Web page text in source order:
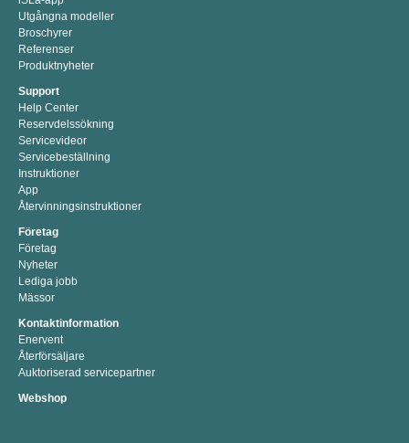
Utgångna modeller
Broschyrer
Referenser
Produktnyheter
Support
Help Center
Reservdelssökning
Servicevideor
Servicebeställning
Instruktioner
App
Återvinningsinstruktioner
Företag
Företag
Nyheter
Lediga jobb
Mässor
Kontaktinformation
Enervent
Återförsäljare
Auktoriserad servicepartner
Webshop